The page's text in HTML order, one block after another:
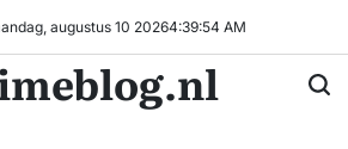
augustus 10 20264:39:55 AM